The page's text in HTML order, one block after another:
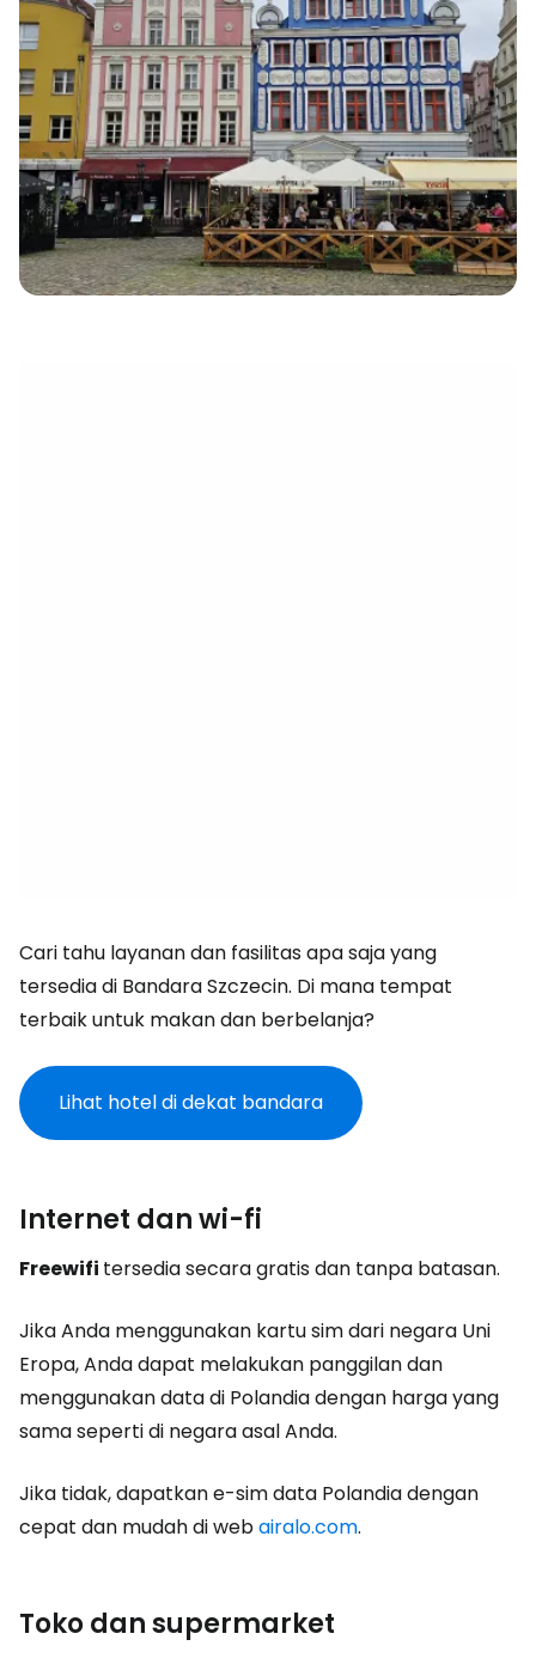
Cari tahu layanan dan fasilitas apa saja yang
tersedia di Bandara Szczecin. Di mana tempat
terbaik untuk makan dan berbelanja?
Lihat hotel di dekat bandara
Internet dan wi-fi
Freewifi tersedia secara gratis dan tanpa batasan.
Jika Anda menggunakan kartu sim dari negara Uni
Eropa, Anda dapat melakukan panggilan dan
menggunakan data di Polandia dengan harga yang
sama seperti di negara asal Anda.
Jika tidak, dapatkan e-sim data Polandia dengan
cepat dan mudah di webairalo.com.
Toko dan supermarket